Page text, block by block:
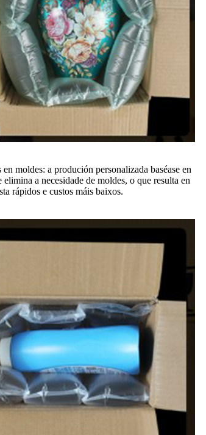
moldes: a produción personalizada baséase en
elimina a necesidade de moldes, o que resulta en
rápidos e custos máis baixos.